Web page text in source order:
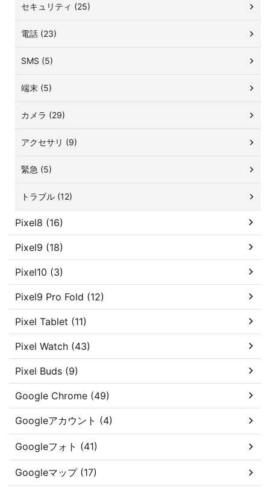
セキュリティ (25)
電話 (23)
SMS (5)
端末 (5)
カメラ (29)
アクセサリ (9)
緊急 (5)
トラブル (12)
Pixel8 (16)
Pixel9 (18)
Pixel10 (3)
Pixel9 Pro Fold (12)
Pixel Tablet (11)
Pixel Watch (43)
Pixel Buds (9)
Google Chrome (49)
Googleアカウント (4)
Googleフォト (41)
Googleマップ (17)